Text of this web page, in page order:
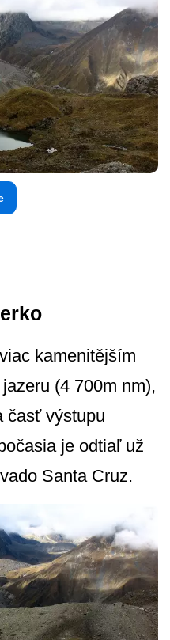
kamenitějším
(4 700m nm),
časť výstupu
je odtiaľ už
Santa Cruz.